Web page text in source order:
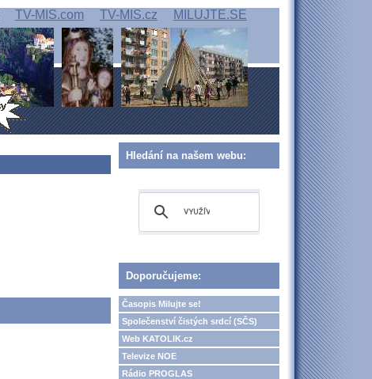
TV-MIS.com TV-MIS.cz MILUJTE.SE
Hledání na našem webu:
Doporučujeme:
Časopis Milujte se!
Společenství čistých srdcí (SČS)
Web KATOLIK.cz
Televize NOE
Rádio PROGLAS